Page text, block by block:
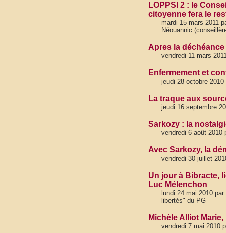
LOPPSI 2 : le
citoyenne fera le
mardi 15 mars 2011
Néouannic
Apres la
vendredi 11 mars
Enfermement et
jeudi 28 octobre
La traque aux
jeudi 16 septembre
Sarkozy : la
vendredi 6 août
Avec Sarkozy, la
vendredi 30 juillet
Un jour à Bibracte,
Luc Mélenchon
lundi 24 mai 2010
libertés" du PG
Michèle Alliot
vendredi 7 mai 2010